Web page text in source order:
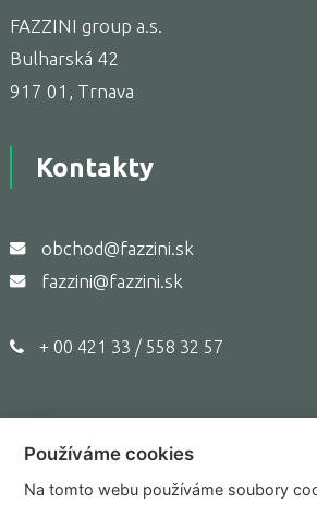
FAZZINI group a.s.
Bulharská 42
917 01, Trnava
Kontakty
obchod@fazzini.sk
fazzini@fazzini.sk
+ 00 421 33 / 558 32 57
Copyright © 2017,
Používáme cookies
Na tomto webu používáme soubory